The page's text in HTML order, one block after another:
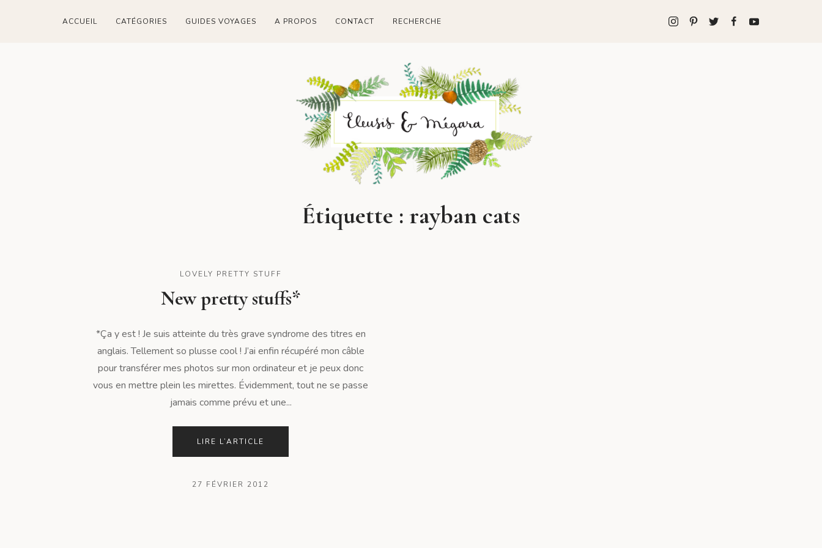
ACCUEIL CATÉGORIES GUIDES VOYAGES A PROPOS CONTACT RECHERCHE
Étiquette : rayban cats
LOVELY PRETTY STUFF
New pretty stuffs*
*Ça y est ! Je suis atteinte du très grave syndrome des titres en
anglais. Tellement so plusse cool ! J’ai enfin récupéré mon câble
pour transférer mes photos sur mon ordinateur et je peux donc
vous en mettre plein les mirettes. Évidemment, tout ne se passe
jamais comme prévu et une...
LIRE L’ARTICLE
27 FÉVRIER 2012